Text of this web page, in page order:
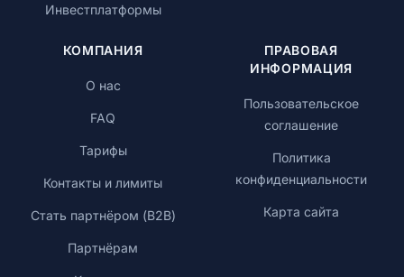
Инвестплатформы
КОМПАНИЯ
О нас
FAQ
Тарифы
Контакты и лимиты
Стать партнёром (B2B)
Партнёрам
ПРАВОВАЯ
ИНФОРМАЦИЯ
Пользовательское
соглашение
Политика
конфиденциальности
Карта сайта